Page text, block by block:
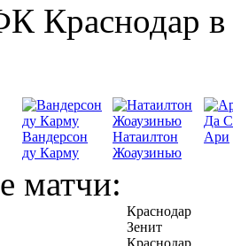
Краснодар в
Вандерсон
ду Карму
Натаилтон
Жоаузинью
Да
Ари
матчи:
Краснодар
Зенит
Краснодар